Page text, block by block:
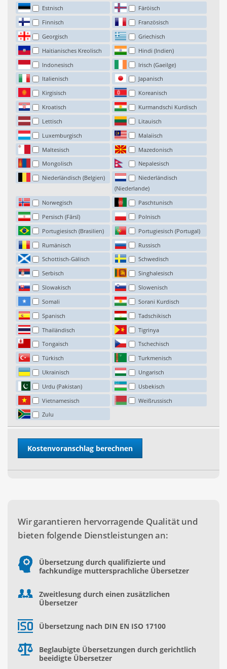
Estnisch
Färöisch
Finnisch
Französisch
Georgisch
Griechisch
Haitianisches Kreolisch
Hindi (Indien)
Indonesisch
Irisch (Gaeilge)
Italienisch
Japanisch
Kirgisisch
Koreanisch
Kroatisch
Kurmandschi Kurdisch
Lettisch
Litauisch
Luxemburgisch
Malaiisch
Maltesisch
Mazedonisch
Mongolisch
Nepalesisch
Niederländisch (Belgien)
Niederländisch
(Niederlande)
Norwegisch
Paschtunisch
Persisch (Fārsī)
Polnisch
Portugiesisch (Brasilien)
Portugiesisch (Portugal)
Rumänisch
Russisch
Schottisch-Gälisch
Schwedisch
Serbisch
Singhalesisch
Slowakisch
Slowenisch
Somali
Sorani Kurdisch
Spanisch
Tadschikisch
Thailändisch
Tigrinya
Tongaisch
Tschechisch
Türkisch
Turkmenisch
Ukrainisch
Ungarisch
Urdu (Pakistan)
Usbekisch
Vietnamesisch
Weißrussisch
Zulu
Wir garantieren hervorragende Qualität und
bieten folgende Dienstleistungen an:
Übersetzung durch qualifizierte und
fachkundige muttersprachliche Übersetzer
Zweitlesung durch einen zusätzlichen
Übersetzer
Übersetzung nach DIN EN ISO 17100
Beglaubigte Übersetzungen durch gerichtlich
beeidigte Übersetzer